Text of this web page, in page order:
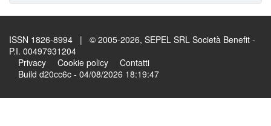
ISSN 1826-8994 | © 2005-2026, SEPEL SRL Società Benefit -
P.I. 00497931204
Privacy
Cookie policy
Contatti
Build d20cc6c - 04/08/2026 18:19:47